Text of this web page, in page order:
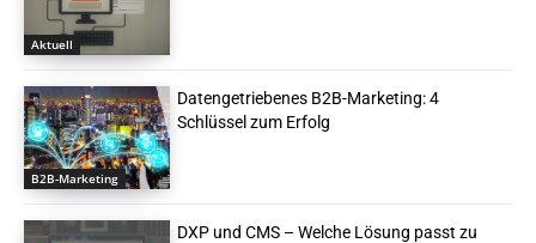
Aktuell
B2B-Marketing
Datengetriebenes B2B-Marketing: 4
Schlüssel zum Erfolg
DXP und CMS – Welche Lösung passt zu